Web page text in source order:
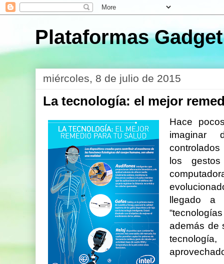
Plataformas Gadget
miércoles, 8 de julio de 2015
La tecnología: el mejor
Hace
imaginar
controlados
los
llegado a
además de